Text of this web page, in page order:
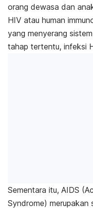
orang dewasa dan
HIV atau human
yang menyerang
tahap tertentu, infeksi
Sementara itu, AIDS (
Syndrome) merupakan